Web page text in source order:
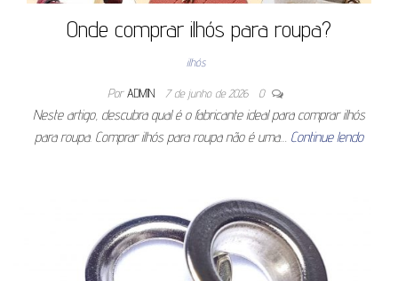
Onde comprar ilhós para roupa?
ilhós
Por ADMIN 7 de junho de 2026 0
Neste artigo, descubra qual é o fabricante ideal para comprar ilhós
para roupa. Comprar ilhós para roupa não é uma… Continue lendo